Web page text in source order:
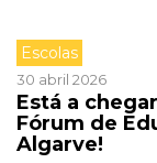
Escolas
30 abril 2026
Está a
Fórum de
Algarve!